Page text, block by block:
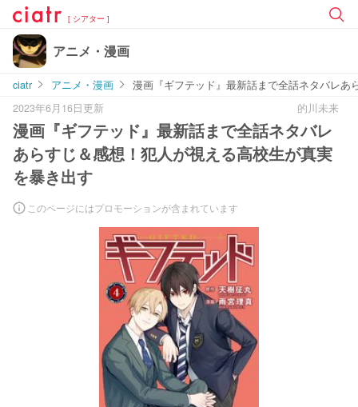
[ シアター ]
アニメ・漫画
ciatr アニメ・漫画
漫画『ギフテッド』最新話まで全話ネタバレ
2023年6月16日更新
的川未来
漫画『ギフテッド』最新話まで全話ネタバレ
あらすじ＆感想！犯人が視える高校生が真実
を暴き出す
このページにはプロモーションが含まれています